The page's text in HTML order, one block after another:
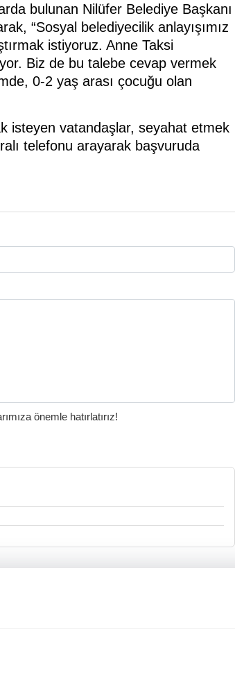
bulunan Nilüfer Belediye Başkanı
“Sosyal belediyecilik anlayışımız
istiyoruz. Anne Taksi
Biz de bu talebe cevap vermek
0-2 yaş arası çocuğu olan
isteyen vatandaşlar, seyahat etmek
telefonu arayarak başvuruda
önemle hatırlatırız!